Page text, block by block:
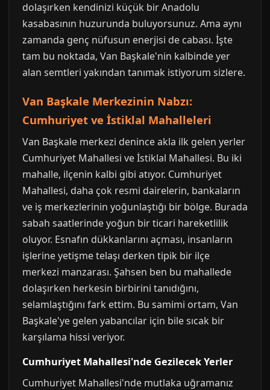
dolaşırken kendinizi küçük bir Anadolu
kasabasının huzurunda buluyorsunuz. Ama aynı
zamanda genç nüfusun enerjisi de cabası. İşte
tam bu noktada, Van Başkale'nin kalbinde yer
alan semtleri yakından tanımak istiyorum sizlere.
Van Başkale Merkezinin Nabzı:
Cumhuriyet ve İstiklal Mahalleleri
Van Başkale merkezi denince akla ilk gelen yerler
Cumhuriyet Mahallesi ve İstiklal Mahallesi. Bu iki
mahalle, ilçenin kalbi gibi atıyor. Cumhuriyet
Mahallesi, daha çok resmi dairelerin, bankaların
ve iş merkezlerinin yoğunlaştığı bir bölge. Burada
sabah saatlerinde yoğun bir ticari hareketlilik
oluyor. Esnafın dükkanlarını açması, insanların
işlerine yetişme telaşı derken tipik bir ilçe
merkezi manzarası. Şahsen ben bu mahallede
dolaşırken herkesin birbirini tanıdığını,
selamlaştığını fark ettim. Bu samimi ortam, Van
Başkale'ye gelen yabancılar için bile sıcak bir
karşılama hissi veriyor.
Cumhuriyet Mahallesi'nde Gezilecek Yerler
Cumhuriyet Mahallesi'nde mutlaka uğramanız